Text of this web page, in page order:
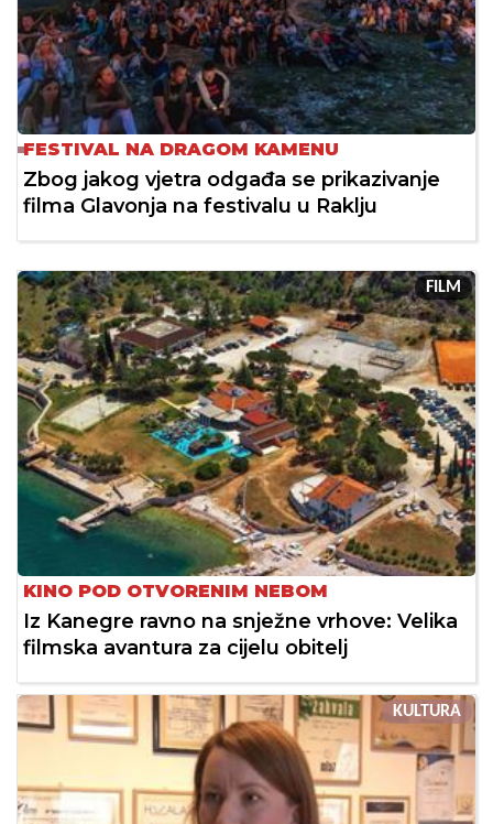
FESTIVAL NA DRAGOM KAMENU
Zbog jakog vjetra odgađa se prikazivanje
filma Glavonja na festivalu u Raklju
FILM
KINO POD OTVORENIM NEBOM
Iz Kanegre ravno na snježne vrhove: Velika
filmska avantura za cijelu obitelj
KULTURA